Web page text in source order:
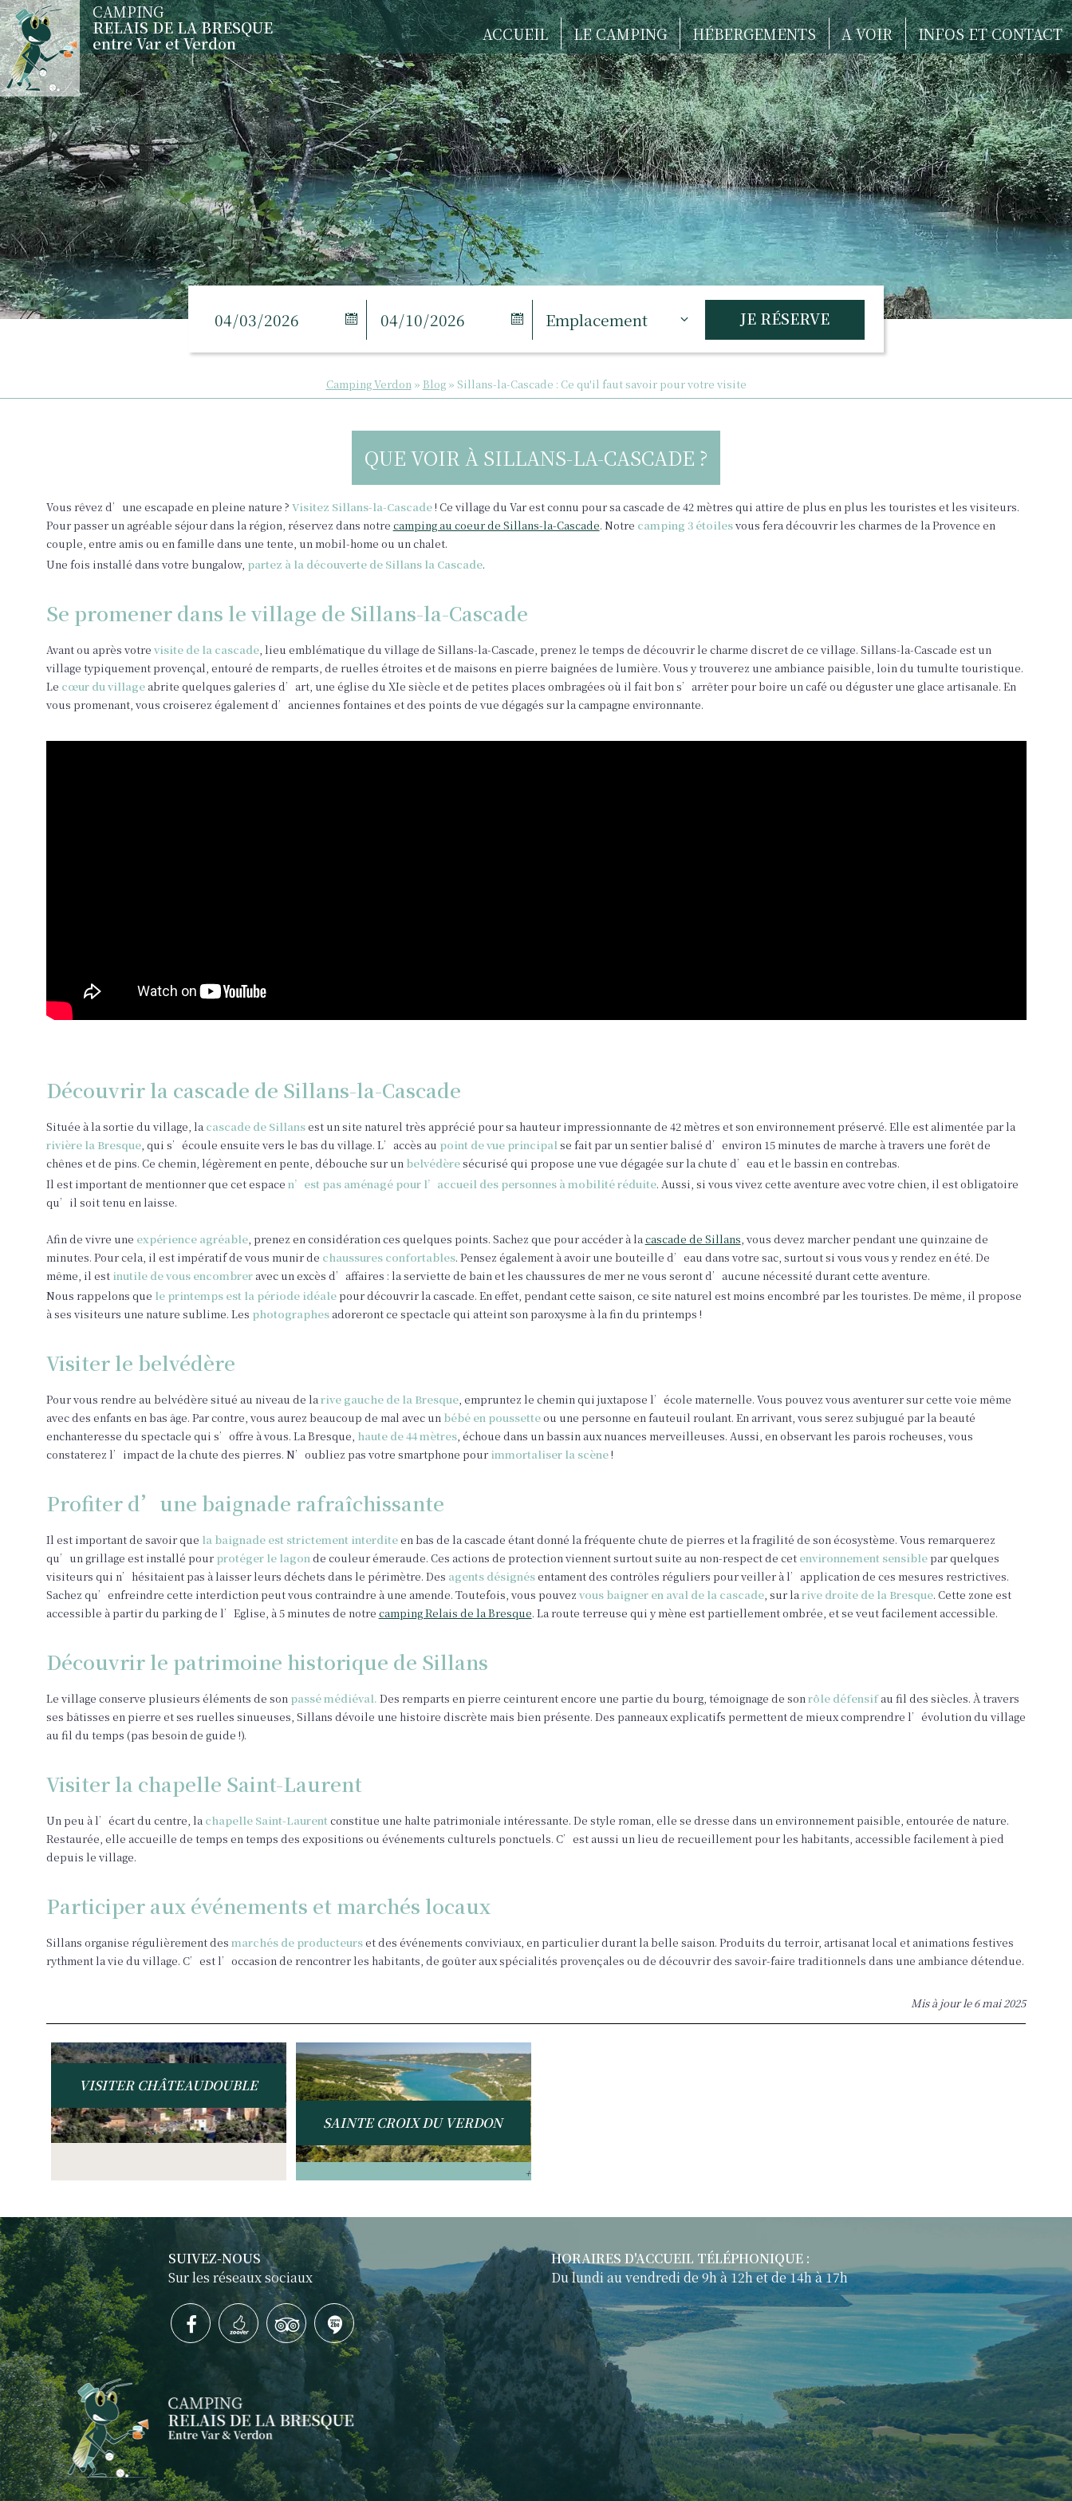
CAMPING
RELAIS DE LA BRESQUE
entre Var et Verdon ACCUEIL LE CAMPING HÉBERGEMENTS A VOIR INFOS ET CONTACT
Camping Verdon» Blog» Sillans-la-Cascade : Ce qu'il faut savoir pour votre visite
QUE VOIR À SILLANS-LA-CASCADE ?
Vous rêvez d’une escapade en pleine nature ? Visitez Sillans-la-Cascade! Ce village du Var est connu pour sa cascade de 42 mètres qui attire de plus en plus les touristes et les visiteurs.
Pour passer un agréable séjour dans la région, réservez dans notre camping au coeur de Sillans-la-Cascade. Notre camping 3 étoilesvous fera découvrir les charmes de la Provence en
couple, entre amis ou en famille dans une tente, un mobil-home ou un chalet.
Une fois installé dans votre bungalow, partez à la découverte de Sillans la Cascade.
Se promener dans le village de Sillans-la-Cascade
Avant ou après votre visite de la cascade, lieu emblématique du village de Sillans-la-Cascade, prenez le temps de découvrir le charme discret de ce village. Sillans-la-Cascade est un
village typiquement provençal, entouré de remparts, de ruelles étroites et de maisons en pierre baignées de lumière. Vous y trouverez une ambiance paisible, loin du tumulte touristique.
Le cœur du villageabrite quelques galeries d’art, une église du XIe siècle et de petites places ombragées où il fait bon s’arrêter pour boire un café ou déguster une glace artisanale. En
vous promenant, vous croiserez également d’anciennes fontaines et des points de vue dégagés sur la campagne environnante.
Découvrir la cascade de Sillans-la-Cascade
Située à la sortie du village, la cascade de Sillansest un site naturel très apprécié pour sa hauteur impressionnante de 42 mètres et son environnement préservé. Elle est alimentée par la
rivière la Bresque, qui s’écoule ensuite vers le bas du village. L’accès au point de vue principalse fait par un sentier balisé d’environ 15 minutes de marche à travers une forêt de
chênes et de pins. Ce chemin, légèrement en pente, débouche sur un belvédèresécurisé qui propose une vue dégagée sur la chute d’eau et le bassin en contrebas.
Il est important de mentionner que cet espace n’est pas aménagé pour l’accueil des personnes à mobilité réduite. Aussi, si vous vivez cette aventure avec votre chien, il est obligatoire
qu’il soit tenu en laisse.
Afin de vivre une expérience agréable, prenez en considération ces quelques points. Sachez que pour accéder à la cascade de Sillans , vous devez marcher pendant une quinzaine de
minutes. Pour cela, il est impératif de vous munir de chaussures confortables. Pensez également à avoir une bouteille d’eau dans votre sac, surtout si vous vous y rendez en été. De
même, il estinutile de vous encombreravec un excès d’affaires : la serviette de bain et les chaussures de mer ne vous seront d’aucune nécessité durant cette aventure.
Nous rappelons que le printemps est la période idéalepour découvrir la cascade. En effet, pendant cette saison, ce site naturel est moins encombré par les touristes. De même, il propose
à ses visiteurs une nature sublime. Les photographesadoreront ce spectacle qui atteint son paroxysme à la fin du printemps !
Visiter le belvédère
Pour vous rendre au belvédère situé au niveau de larive gauche de la Bresque, empruntez le chemin qui juxtapose l’école maternelle. Vous pouvez vous aventurer sur cette voie même
avec des enfants en bas âge. Par contre, vous aurez beaucoup de mal avec un bébé en poussetteou une personne en fauteuil roulant. En arrivant, vous serez subjugué par la beauté
enchanteresse du spectacle qui s’offre à vous. La Bresque, haute de 44 mètres, échoue dans un bassin aux nuances merveilleuses. Aussi, en observant les parois rocheuses, vous
constaterez l’impact de la chute des pierres. N’oubliez pas votre smartphone pour immortaliser la scène!
Profiter d’une baignade rafraîchissante
Il est important de savoir que la baignade est strictement interditeen bas de la cascade étant donné la fréquente chute de pierres et la fragilité de son écosystème. Vous remarquerez
qu’un grillage est installé pourprotéger le lagonde couleur émeraude. Ces actions de protection viennent surtout suite au non-respect de cet environnement sensiblepar quelques
visiteurs qui n’hésitaient pas à laisser leurs déchets dans le périmètre. Des agents désignésentament des contrôles réguliers pour veiller à l’application de ces mesures restrictives.
Sachez qu’enfreindre cette interdiction peut vous contraindre à une amende. Toutefois, vous pouvez vous baigner en aval de la cascade, sur larive droite de la Bresque. Cette zone est
accessible à partir du parking de l’Eglise, à 5 minutes de notre camping Relais de la Bresque. La route terreuse qui y mène est partiellement ombrée, et se veut facilement accessible.
Découvrir le patrimoine historique de Sillans
Le village conserve plusieurs éléments de son passé médiéval. Des remparts en pierre ceinturent encore une partie du bourg, témoignage de sonrôle défensifau fil des siècles. À travers
ses bâtisses en pierre et ses ruelles sinueuses, Sillans dévoile une histoire discrète mais bien présente. Des panneaux explicatifs permettent de mieux comprendre l’évolution du village
au fil du temps (pas besoin de guide !).
Visiter la chapelle Saint-Laurent
Un peu à l’écart du centre, la chapelle Saint-Laurentconstitue une halte patrimoniale intéressante. De style roman, elle se dresse dans un environnement paisible, entourée de nature.
Restaurée, elle accueille de temps en temps des expositions ou événements culturels ponctuels. C’est aussi un lieu de recueillement pour les habitants, accessible facilement à pied
depuis le village.
Participer aux événements et marchés locaux
Sillans organise régulièrement des marchés de producteurset des événements conviviaux, en particulier durant la belle saison. Produits du terroir, artisanat local et animations festives
rythment la vie du village. C’est l’occasion de rencontrer les habitants, de goûter aux spécialités provençales ou de découvrir des savoir-faire traditionnels dans une ambiance détendue.
Mis à jour le6 mai 2025
VISITER CHÂTEAUDOUBLE
+
SAINTE CROIX DU VERDON
SUIVEZ-NOUS
Sur les réseaux sociaux
HORAIRES D'ACCUEIL TÉLÉPHONIQUE :
Du lundi au vendredi de 9h à 12h et de 14h à 17h